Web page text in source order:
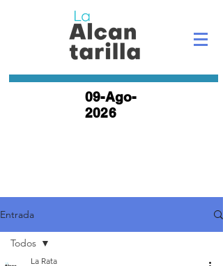
09-Ago-
2026
Entrada
Todos
La Rata